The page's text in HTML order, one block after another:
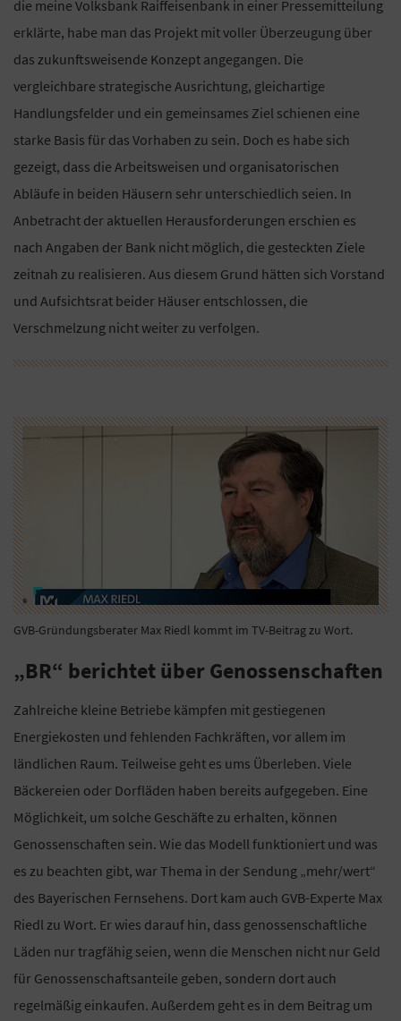
die meine Volksbank Raiffeisenbank in einer Pressemitteilung
erklärte, habe man das Projekt mit voller Überzeugung über
das zukunftsweisende Konzept angegangen. Die
vergleichbare strategische Ausrichtung, gleichartige
Handlungsfelder und ein gemeinsames Ziel schienen eine
starke Basis für das Vorhaben zu sein. Doch es habe sich
gezeigt, dass die Arbeitsweisen und organisatorischen
Abläufe in beiden Häusern sehr unterschiedlich seien. In
Anbetracht der aktuellen Herausforderungen erschien es
nach Angaben der Bank nicht möglich, die gesteckten Ziele
zeitnah zu realisieren. Aus diesem Grund hätten sich Vorstand
und Aufsichtsrat beider Häuser entschlossen, die
Verschmelzung nicht weiter zu verfolgen.
GVB-Gründungsberater Max Riedl kommt im TV-Beitrag zu Wort.
„BR“ berichtet über Genossenschaften
Zahlreiche kleine Betriebe kämpfen mit gestiegenen
Energiekosten und fehlenden Fachkräften, vor allem im
ländlichen Raum. Teilweise geht es ums Überleben. Viele
Bäckereien oder Dorfläden haben bereits aufgegeben. Eine
Möglichkeit, um solche Geschäfte zu erhalten, können
Genossenschaften sein. Wie das Modell funktioniert und was
es zu beachten gibt, war Thema in der Sendung „mehr/wert“
des Bayerischen Fernsehens. Dort kam auch GVB-Experte Max
Riedl zu Wort. Er wies darauf hin, dass genossenschaftliche
Läden nur tragfähig seien, wenn die Menschen nicht nur Geld
für Genossenschaftsanteile geben, sondern dort auch
regelmäßig einkaufen. Außerdem geht es in dem Beitrag um